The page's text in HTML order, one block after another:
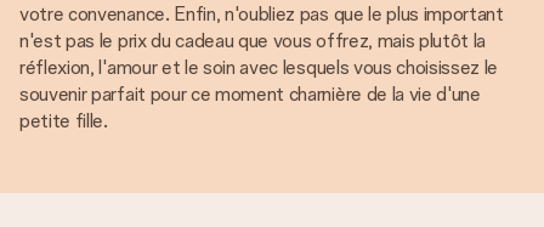
votre convenance. Enfin, n'oubliez pas que le plus important
n'est pas le prix du cadeau que vous offrez, mais plutôt la
réflexion, l'amour et le soin avec lesquels vous choisissez le
souvenir parfait pour ce moment charnière de la vie d'une
petite fille.